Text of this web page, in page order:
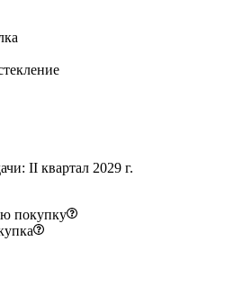
II квартал 2029 г.
покупку